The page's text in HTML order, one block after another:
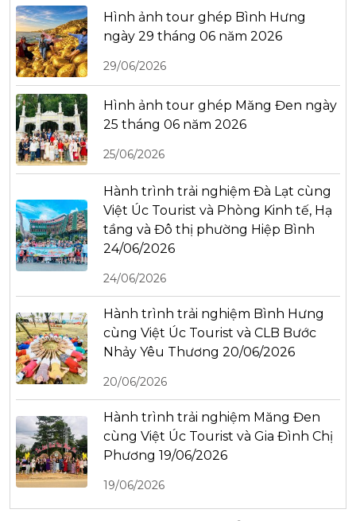
Hình ảnh tour ghép Bình Hưng
ngày 29 tháng 06 năm 2026
29/06/2026
Hình ảnh tour ghép Măng Đen ngày
25 tháng 06 năm 2026
25/06/2026
Hành trình trải nghiệm Đà Lạt cùng
Việt Úc Tourist và Phòng Kinh tế, Hạ
tầng và Đô thị phường Hiệp Bình
24/06/2026
24/06/2026
Hành trình trải nghiệm Bình Hưng
cùng Việt Úc Tourist và CLB Bước
Nhảy Yêu Thương 20/06/2026
20/06/2026
Hành trình trải nghiệm Măng Đen
cùng Việt Úc Tourist và Gia Đình Chị
Phương 19/06/2026
19/06/2026